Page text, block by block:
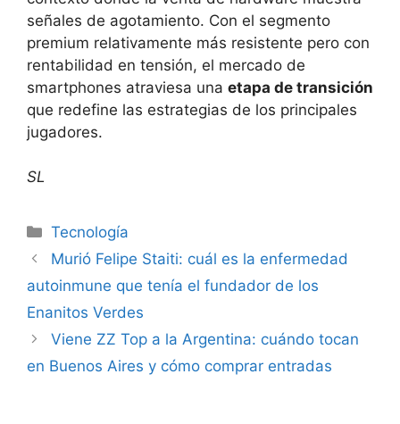
señales de agotamiento. Con el segmento
premium relativamente más resistente pero con
rentabilidad en tensión, el mercado de
smartphones atraviesa una etapa de transición
que redefine las estrategias de los principales
jugadores.
SL
Tecnología
Murió Felipe Staiti: cuál es la enfermedad
autoinmune que tenía el fundador de los
Enanitos Verdes
Viene ZZ Top a la Argentina: cuándo tocan
en Buenos Aires y cómo comprar entradas